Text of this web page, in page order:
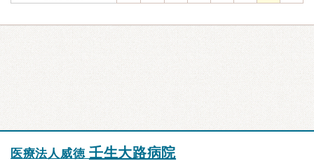
医療法人威徳 壬生大路病院